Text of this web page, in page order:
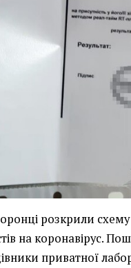
розкрили
на коронавірус.
приватної